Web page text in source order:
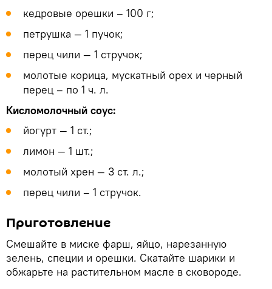
кедровые орешки – 100 г;
петрушка — 1 пучок;
перец чили — 1 стручок;
молотые корица, мускатный орех и черный
перец – по 1 ч. л.
Кисломолочный соус:
йогурт — 1 ст.;
лимон — 1 шт.;
молотый хрен — 3 ст. л.;
перец чили – 1 стручок.
Приготовление
Смешайте в миске фарш, яйцо, нарезанную
зелень, специи и орешки. Скатайте шарики и
обжарьте на растительном масле в сковороде.